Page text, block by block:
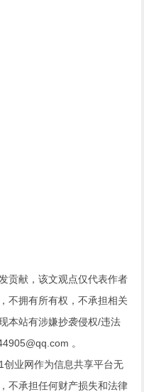
贡献，该文观点仅代表作者
不拥有所有权，不承担相关
本站有涉嫌抄袭侵权/违法
。
创业网作为信息共享平台无
不承担任何财产损失和法律